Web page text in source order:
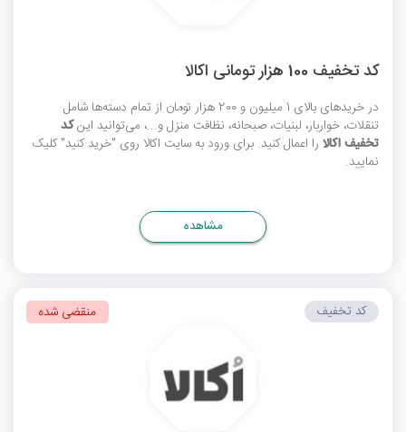
کد تخفیف 100 هزار تومانی اکالا
در خریدهای بالای 1 میلیون و 200 هزار تومان از تمام دسته‌ها شامل
تنقلات، خواربار، لبنیات، صبحانه، نظافت منزل و...، می‌توانید اینکد
تخفیف اکالا را اعمال کنید. برای ورود به سایت اکالا روی "خرید کنید" کلیک
نمایید.
مشاهده
کد تخفیف منقضی شده